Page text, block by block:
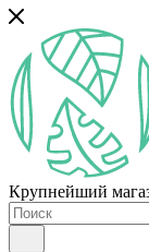
Крупнейший